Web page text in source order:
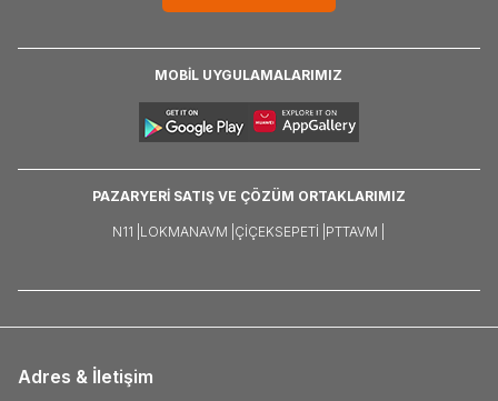
MOBİL UYGULAMALARIMIZ
PAZARYERİ SATIŞ VE ÇÖZÜM ORTAKLARIMIZ
N11 | LOKMANAVM | ÇIÇEKSEPETI | PTTAVM |
Adres & İletişim